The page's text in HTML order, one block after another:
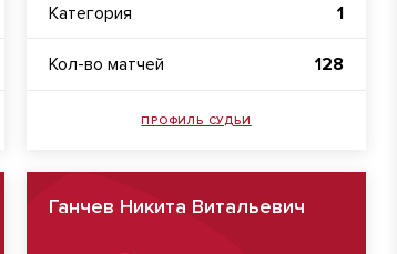
Категория 1
Кол-во матчей 128
ПРОФИЛЬ СУДЬИ
Ганчев Никита Витальевич